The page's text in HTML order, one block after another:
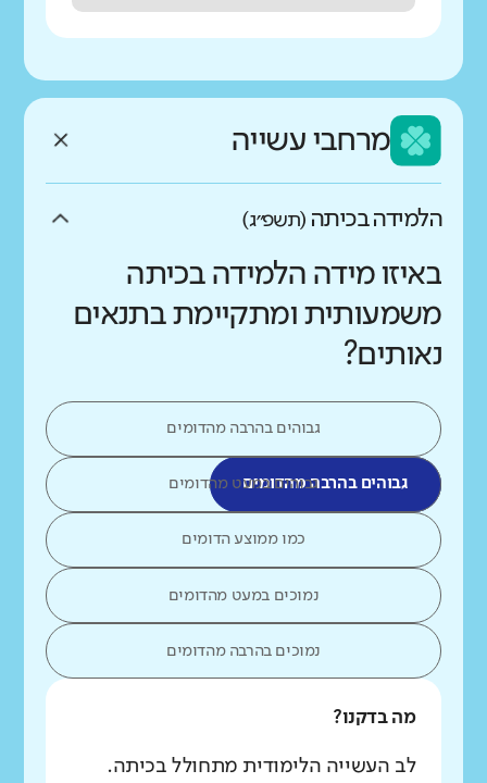
מרחבי עשייה
הלמידה בכיתה (תשפ״ג)
באיזו מידה הלמידה בכיתה
משמעותית ומתקיימת בתנאים
נאותים?
גבוהים בהרבה מהדומים
גבוהים בהרבה מהדומיםגבוהים במעט מהדומים
כמו ממוצע הדומים
נמוכים במעט מהדומים
נמוכים בהרבה מהדומים
מה בדקנו?
לב העשייה הלימודית מתחולל בכיתה.